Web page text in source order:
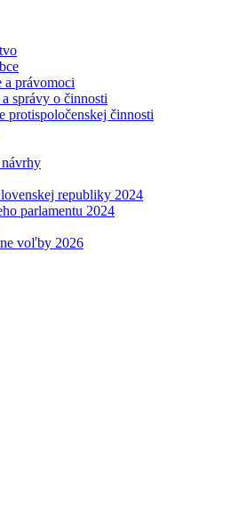
a právomoci
správy o činnosti
protispoločenskej činnosti
republiky 2024
parlamentu 2024
voľby 2026